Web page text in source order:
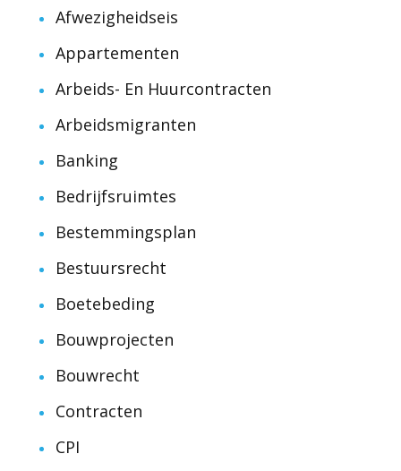
Afwezigheidseis
Appartementen
Arbeids- En Huurcontracten
Arbeidsmigranten
Banking
Bedrijfsruimtes
Bestemmingsplan
Bestuursrecht
Boetebeding
Bouwprojecten
Bouwrecht
Contracten
CPI